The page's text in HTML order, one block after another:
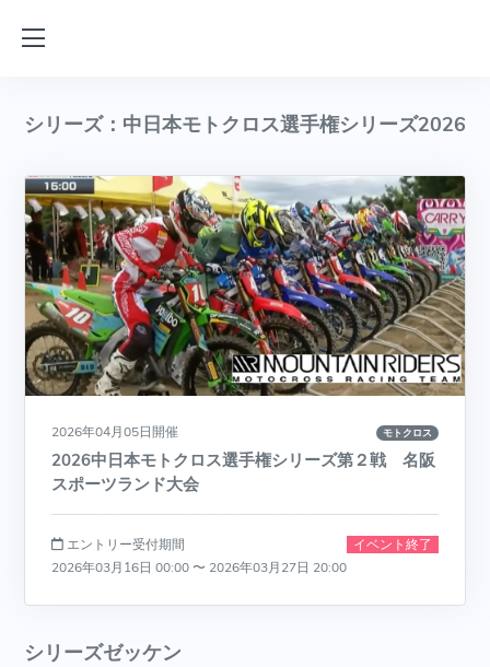
シリーズ：中日本モトクロス選手権シリーズ2026
2026年04月05日開催 モトクロス
2026中日本モトクロス選手権シリーズ第２戦 名阪
スポーツランド大会
イベント終了
エントリー受付期間
2026年03月16日 00:00 〜 2026年03月27日 20:00
シリーズゼッケン